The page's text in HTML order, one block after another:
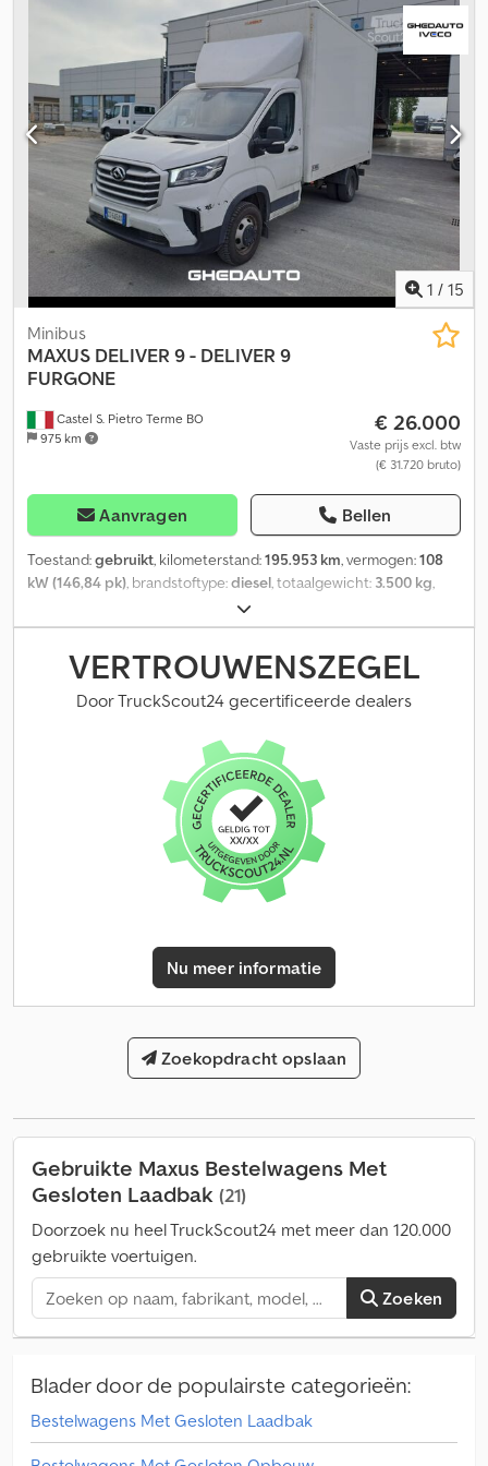
1 / 15
Castel S. Pietro Terme BO
975 km
Minibus
MAXUS DELIVER 9 - DELIVER 9
FURGONE
€ 26.000
Vaste prijs excl. btw
(€ 31.720 bruto)
Aanvragen Bellen
Toestand:gebruikt, kilometerstand:195.953 km, vermogen:108
kW (146,84 pk), brandstoftype:diesel, totaalgewicht: 3.500 kg,
, eerste registratie:
informatie Dcjdpfx Asy Idrmjarjk
VERTROUWENSZEGEL
Door TruckScout24 gecertificeerde dealers
Nu meer informatie
Zoekopdracht opslaan
Gebruikte Maxus Bestelwagens Met
Gesloten Laadbak (21)
Doorzoek nu heel TruckScout24 met meer dan 120.000
gebruikte voertuigen.
Zoeken
Blader door de populairste categorieën:
Bestelwagens Met Gesloten Laadbak